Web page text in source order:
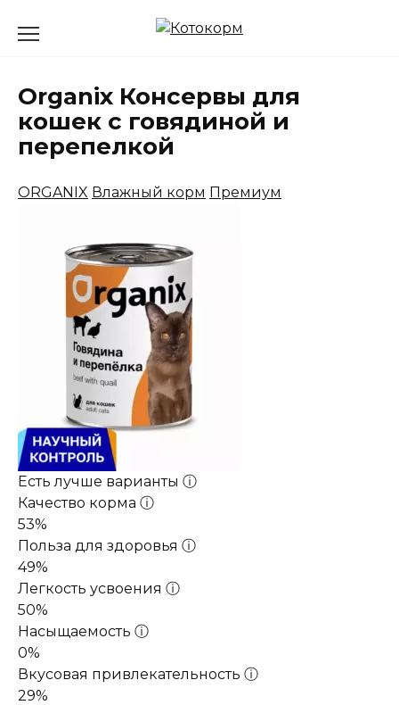
Organix Консервы для
кошек с говядиной и
перепелкой
ORGANIX Влажный корм Премиум
Есть лучше варианты ⓘ
Качество корма ⓘ
53%
Польза для здоровья ⓘ
49%
Легкость усвоения ⓘ
50%
Насыщаемость ⓘ
0%
Вкусовая привлекательность ⓘ
29%